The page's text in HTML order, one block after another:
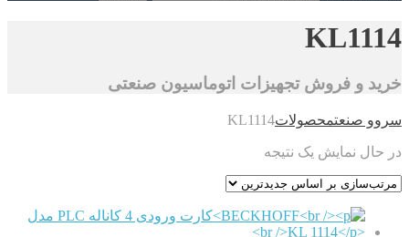
KL1114
خرید و فروش تجهیزات اتوماسیون صنعتی
سروو صنعتمحصولاتKL1114
در حال نمایش یک نتیجه